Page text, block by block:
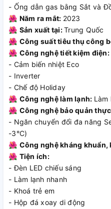
chăm chút trong từng chi
hoàn hảo cho không gian bếp
thuộc dòng tủ lạnh Hitachi
lấy hoặc cất thực phẩm
nhiều hơi lạnh ra ngoài. Cửa
liệu thép không gỉ bền bỉ, dễ
ngoài của thiết bị luôn được
- Ống dẫn gas bằng Sắt và
🌺 Năm ra mắt: 2023
🌺 Sản xuất tại:Trung Quốc
🌺 Công suất tiêu thụ công
🌺 Công nghệ tiết kiệm điện:
- Cảm biến nhiệt Eco
- Inverter
- Chế độ Holiday
🌺 Công nghệ làm lạnh: Làm
🌺 Công nghệ bảo quản
- Ngăn chuyển đổi đa năng
-3°C)
🌺 Công nghệ kháng khuẩn,
🌺 Tiện ích:
- Đèn LED chiếu sáng
- Làm lạnh nhanh
- Khoá trẻ em
- Hộp đá xoay di động